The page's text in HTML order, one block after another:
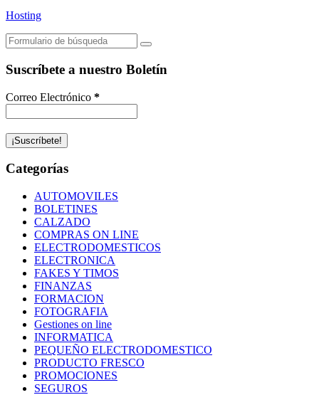
Hosting
Buscar
Suscríbete a nuestro Boletín
Correo Electrónico *
Categorías
AUTOMOVILES
BOLETINES
CALZADO
COMPRAS ON LINE
ELECTRODOMESTICOS
ELECTRONICA
FAKES Y TIMOS
FINANZAS
FORMACION
FOTOGRAFIA
Gestiones on line
INFORMATICA
PEQUEÑO ELECTRODOMESTICO
PRODUCTO FRESCO
PROMOCIONES
SEGUROS